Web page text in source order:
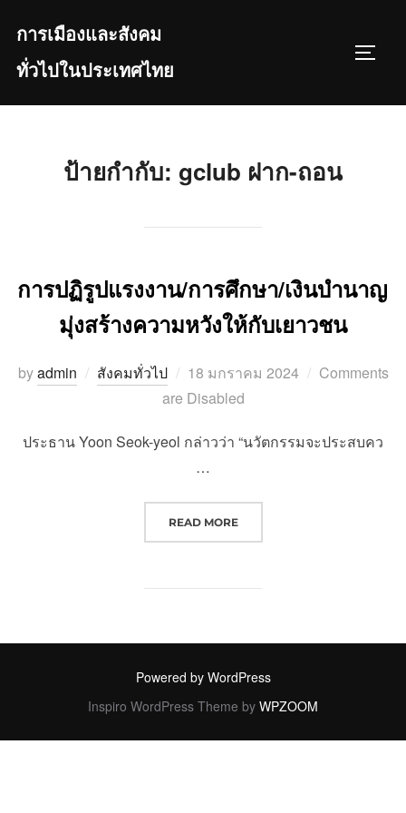
content
การเมืองและสังคม
ทั่วไปในประเทศไทย
ป้ายกำกับ: gclub ฝาก-ถอน
การปฏิรูปแรงงาน/การศึกษา/เงินบำนาญ
มุ่งสร้างความหวังให้กับเยาวชน
byadmin สังคมทั่วไป
Posted
on
18 มกราคม 2024
Comments
are Disabled
ประธาน Yoon Seok-yeol กล่าวว่า “นวัตกรรมจะประสบคว
…
READ MORE“การปฏิรูปแรงงาน/การศึกษา/เงิน
Powered by WordPress
Inspiro WordPress Theme by WPZOOM